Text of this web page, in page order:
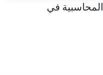
المحاسبية في